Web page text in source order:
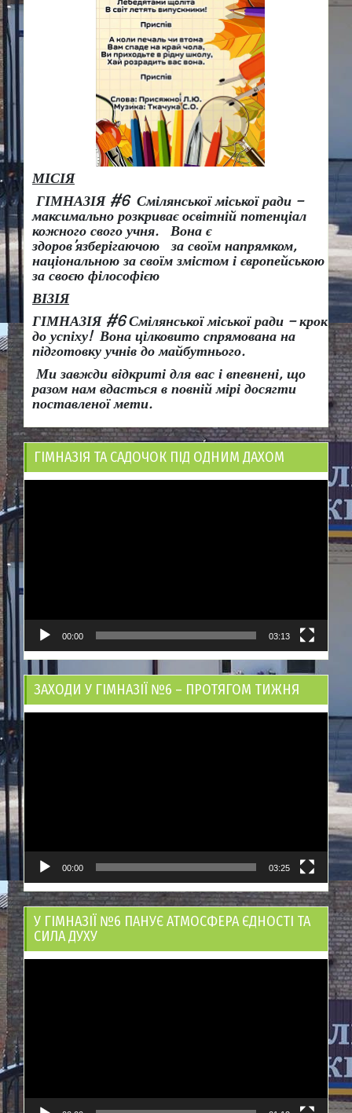
МІСІЯ
ГІМНАЗІЯ #6 Смілянської міської ради –
максимально розкриває освітній потенціал
кожного свого учня.
Вона є
здоров’язберігаючою за своїм напрямком,
національною за своїм змістом і європейською
за своєю філософією
ВІЗІЯ
ГІМНАЗІЯ #6 Смілянської міської ради – крок
до успіху! Вона цілковито спрямована на
підготовку учнів до майбутнього.
Ми завжди відкриті для вас і впевнені, що
разом нам вдасться в повній мірі досягти
поставленої мети.
ГІМНАЗІЯ ТА САДОЧОК ПІД ОДНИМ ДАХОМ
00:00 03:13
ЗАХОДИ У ГІМНАЗІЇ №6 – ПРОТЯГОМ ТИЖНЯ
00:00 03:25
У ГІМНАЗІЇ №6 ПАНУЄ АТМОСФЕРА ЄДНОСТІ ТА
СИЛА ДУХУ